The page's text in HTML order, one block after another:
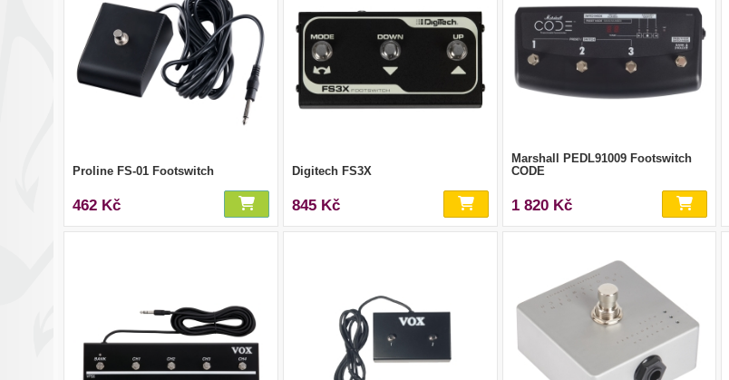
Proline FS-01 Footswitch
462 Kč
Digitech FS3X
845 Kč
Marshall PEDL91009 Footswitch
CODE
1 820 Kč